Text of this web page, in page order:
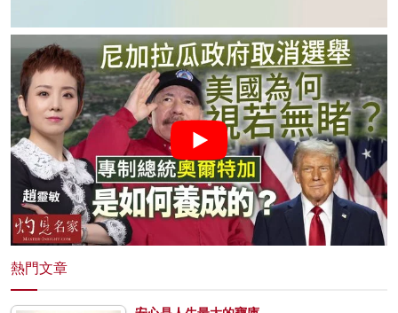
熱門文章